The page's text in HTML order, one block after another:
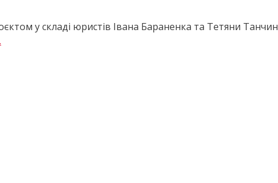
у складі юристів Івана Бараненка та Тетяни Танчин